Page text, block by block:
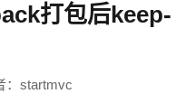
打包后keep-
：startmvc